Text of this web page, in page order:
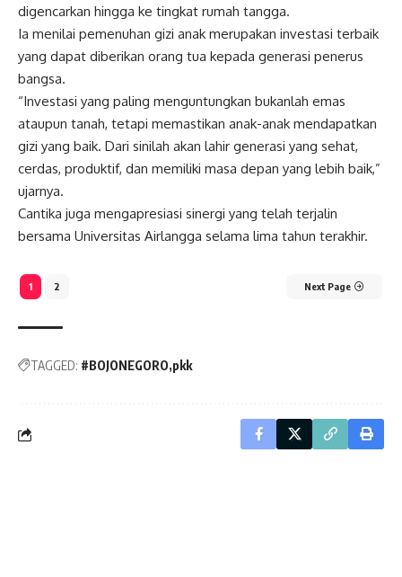
digencarkan hingga ke tingkat rumah tangga.
Ia menilai pemenuhan gizi anak merupakan investasi terbaik
yang dapat diberikan orang tua kepada generasi penerus
bangsa.
“Investasi yang paling menguntungkan bukanlah emas
ataupun tanah, tetapi memastikan anak-anak mendapatkan
gizi yang baik. Dari sinilah akan lahir generasi yang sehat,
cerdas, produktif, dan memiliki masa depan yang lebih baik,”
ujarnya.
Cantika juga mengapresiasi sinergi yang telah terjalin
bersama Universitas Airlangga selama lima tahun terakhir.
1 2 Next Page
TAGGED: #BOJONEGORO pkk